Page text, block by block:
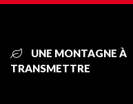
UNE MONTAGNE À
TRANSMETTRE